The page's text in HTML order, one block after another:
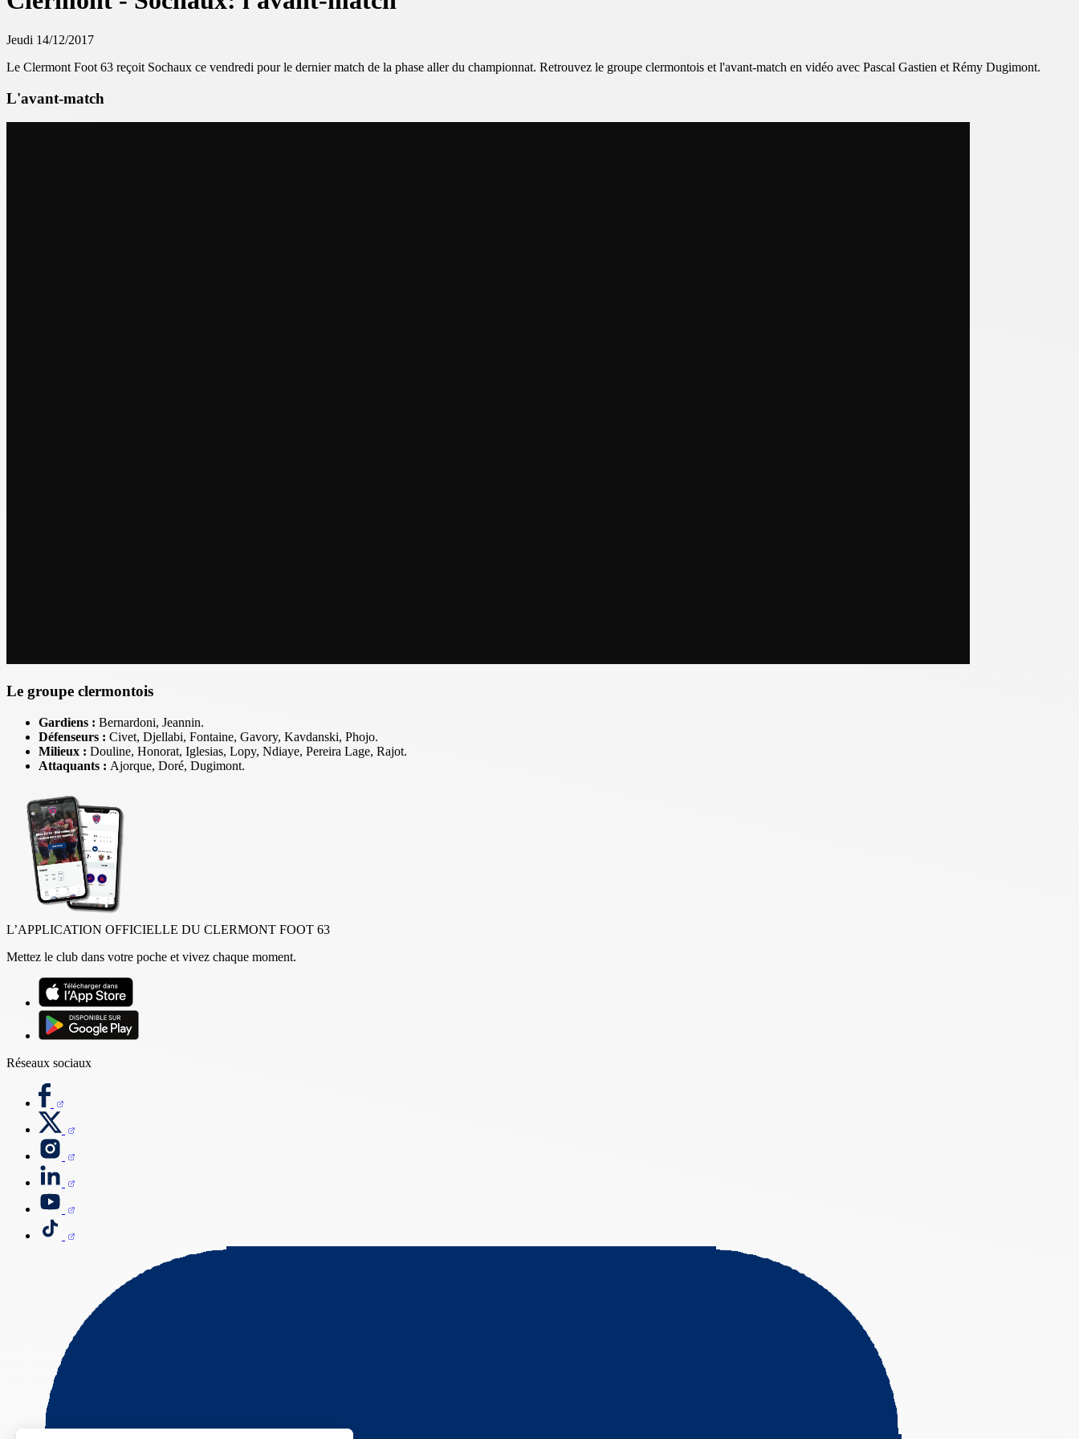
Jeudi 14/12/2017
Le Clermont Foot 63 reçoit Sochaux ce vendredi pour le dernier match de la phase aller du championnat. Retrouvez le groupe clermontois et l'avant-match en vidéo avec Pascal Gastien et Rémy Dugimont.
L'avant-match
Le groupe clermontois
Gardiens : Bernardoni, Jeannin.
Défenseurs : Civet, Djellabi, Fontaine, Gavory, Kavdanski, Phojo.
Milieux : Douline, Honorat, Iglesias, Lopy, Ndiaye, Pereira Lage, Rajot.
Attaquants : Ajorque, Doré, Dugimont.
L’APPLICATION OFFICIELLE DU CLERMONT FOOT 63
Mettez le club dans votre poche et vivez chaque moment.
Réseaux sociaux